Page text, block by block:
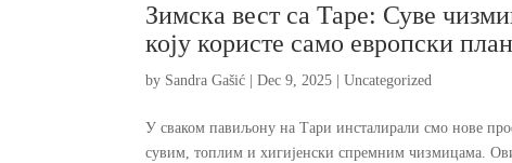
Зимска вест са Таре: Суве
коју користе само европски
by Sandra Gašić |Dec 9, 2025 |Uncategorized
У сваком павиљону на Тари инсталирали смо нове
сувим, топлим и хигијенски спремним чизмицама.